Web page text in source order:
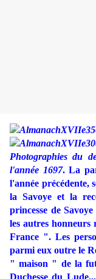
Photographies du
l'année 1697. La
l'année précédente,
la Savoye et la
princesse de
les autres honneurs
France ". Les
parmi eux outre le
" maison " de la